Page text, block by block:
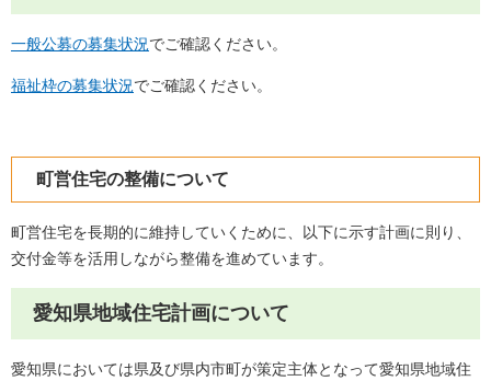
一般公募の募集状況でご確認ください。
福祉枠の募集状況でご確認ください。
町営住宅の整備について
町営住宅を長期的に維持していくために、以下に示す計画に則り、
交付金等を活用しながら整備を進めています。
愛知県地域住宅計画について
愛知県においては県及び県内市町が策定主体となって愛知県地域住